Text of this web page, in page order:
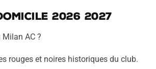
2026 2027
AC ?
rouges et noires historiques du club.